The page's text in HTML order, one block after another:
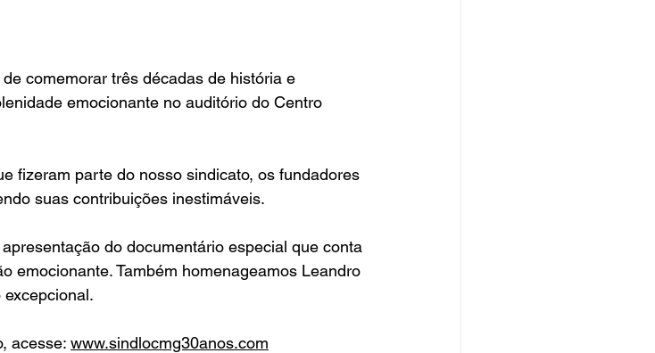
comemorar três décadas de história e
emocionante no auditório do Centro
fizeram parte do nosso sindicato, os fundadores
suas contribuições inestimáveis.
do documentário especial que conta
emocionante. Também homenageamos Leandro
acesse: www.sindlocmg30anos.com